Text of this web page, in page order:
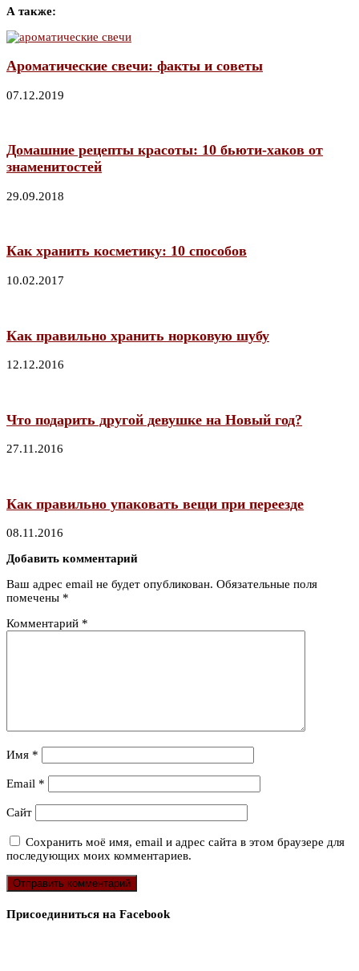
А также:
Ароматические свечи: факты и советы
07.12.2019
Домашние рецепты красоты: 10 бьюти-хаков от
знаменитостей
29.09.2018
Как хранить косметику: 10 способов
10.02.2017
Как правильно хранить норковую шубу
12.12.2016
Что подарить другой девушке на Новый год?
27.11.2016
Как правильно упаковать вещи при переезде
08.11.2016
Добавить комментарий
Ваш адрес email не будет опубликован. Обязательные поля
помечены *
Комментарий *
Имя *
Email *
Сайт
Сохранить моё имя, email и адрес сайта в этом браузере для
последующих моих комментариев.
Присоединиться на Facebook